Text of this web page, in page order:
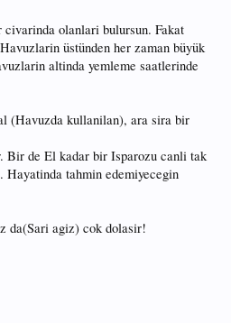
olanlari bulursun. Fakat
üstünden her zaman büyük
altinda yemleme saatlerinde
(Havuzda kullanilan), ara sira bir
Bir de El kadar bir Isparozu canli tak
Hayatinda tahmin edemiyecegin
da(Sari agiz) cok dolasir!